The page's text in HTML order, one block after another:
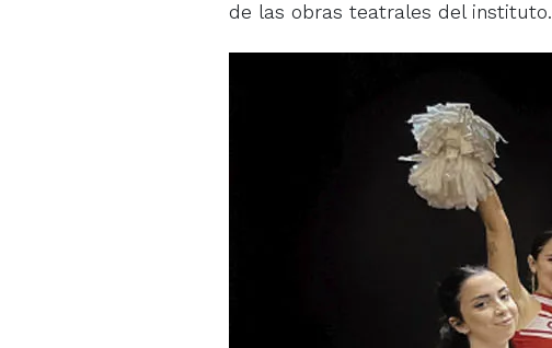
de las obras teatrales del instituto.